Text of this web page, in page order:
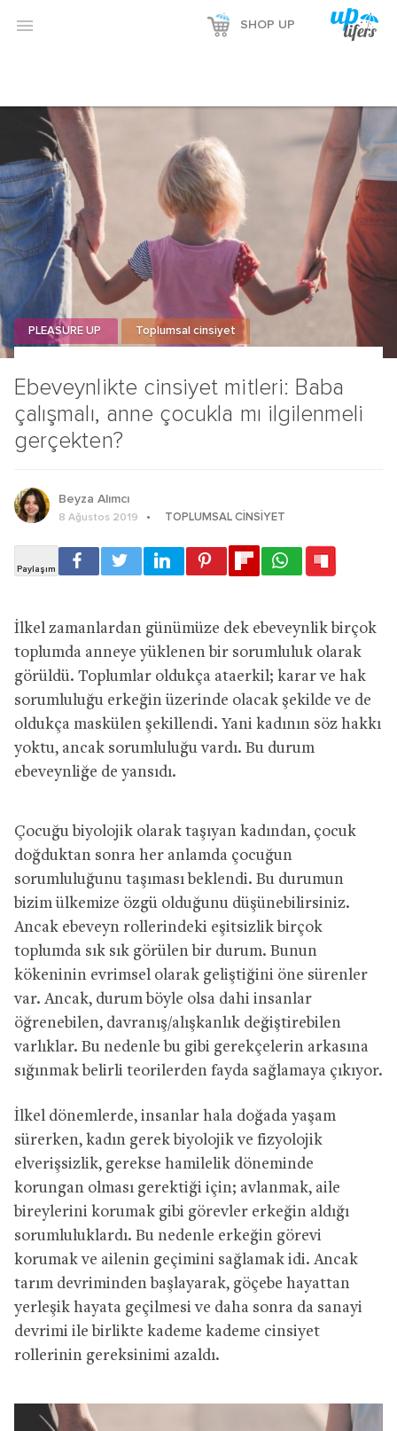
 SHOP UP
Ebeveynlikte cinsiyet mitleri: Baba
çalışmalı, anne çocukla mı ilgilenmeli
gerçekten?
PLEASURE UP Toplumsal cinsiyet
Beyza Alımcı
8 Ağustos 2019 TOPLUMSAL CINSIYET
İlkel zamanlardan günümüze dek ebeveynlik birçok
toplumda anneye yüklenen bir sorumluluk olarak
görüldü. Toplumlar oldukça ataerkil; karar ve hak
sorumluluğu erkeğin üzerinde olacak şekilde ve de
oldukça maskülen şekillendi. Yani kadının söz hakkı
yoktu, ancak sorumluluğu vardı. Bu durum
ebeveynliğe de yansıdı.
Çocuğu biyolojik olarak taşıyan kadından, çocuk
doğduktan sonra her anlamda çocuğun
sorumluluğunu taşıması beklendi. Bu durumun
bizim ülkemize özgü olduğunu düşünebilirsiniz.
Ancak ebeveyn rollerindeki eşitsizlik birçok
toplumda sık sık görülen bir durum. Bunun
kökeninin evrimsel olarak geliştiğini öne sürenler
var. Ancak, durum böyle olsa dahi insanlar
öğrenebilen, davranış/alışkanlık değiştirebilen
varlıklar. Bu nedenle bu gibi gerekçelerin arkasına
sığınmak belirli teorilerden fayda sağlamaya çıkıyor.
İlkel dönemlerde, insanlar hala doğada yaşam
sürerken, kadın gerek biyolojik ve fizyolojik
elverişsizlik, gerekse hamilelik döneminde
korungan olması gerektiği için; avlanmak, aile
bireylerini korumak gibi görevler erkeğin aldığı
sorumluluklardı. Bu nedenle erkeğin görevi
korumak ve ailenin geçimini sağlamak idi. Ancak
tarım devriminden başlayarak, göçebe hayattan
yerleşik hayata geçilmesi ve daha sonra da sanayi
devrimi ile birlikte kademe kademe cinsiyet
rollerinin gereksinimi azaldı.